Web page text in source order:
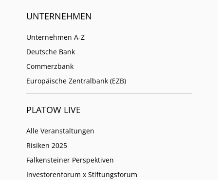
UNTERNEHMEN
Unternehmen A-Z
Deutsche Bank
Commerzbank
Europäische Zentralbank (EZB)
PLATOW LIVE
Alle Veranstaltungen
Risiken 2025
Falkensteiner Perspektiven
Investorenforum x Stiftungsforum